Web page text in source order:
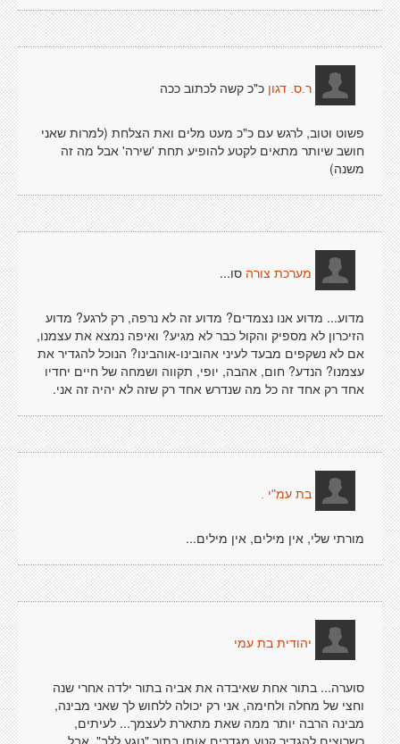
ר.ס. דגון כ"כ קשה לכתוב ככה
פשוט וטוב, לרגש עם כ"כ מעט מלים ואת הצלחת (למרות שאני
חושב שיותר מתאים לקטע להופיע תחת 'שירה' אבל מה זה
משנה)
מערכת צורה סו...
מדוע... מדוע אנו נצמדים? מדוע זה לא נרפה, רק לרגע? מדוע
הזיכרון לא מספיק והקול כבר לא מגיע? ואיפה נמצא את עצמנו,
אם לא נשקפים מבעד לעיני אהובינו-אוהבינו? הנוכל להגדיר את
עצמנו? הנדע? חום, אהבה, יופי, תקווה ושמחה של חיים יחדיו
אחד רק אחד זה כל מה שנדרש אחד רק שזה לא יהיה זה אני.
בת עמ"י .
מורתי שלי, אין מילים, אין מילים...
יהודית בת עמי
סוערה... בתור אחת שאיבדה את אביה בתור ילדה אחרי שנה
וחצי של מחלה ולחימה, אני רק יכולה ללחוש לך שאני מבינה,
מבינה הרבה יותר ממה שאת מתארת לעצמך... לעיתים,
כשרוצים להגדיר קטע מגדרים אותו בתור "נוגע ללב", אבל